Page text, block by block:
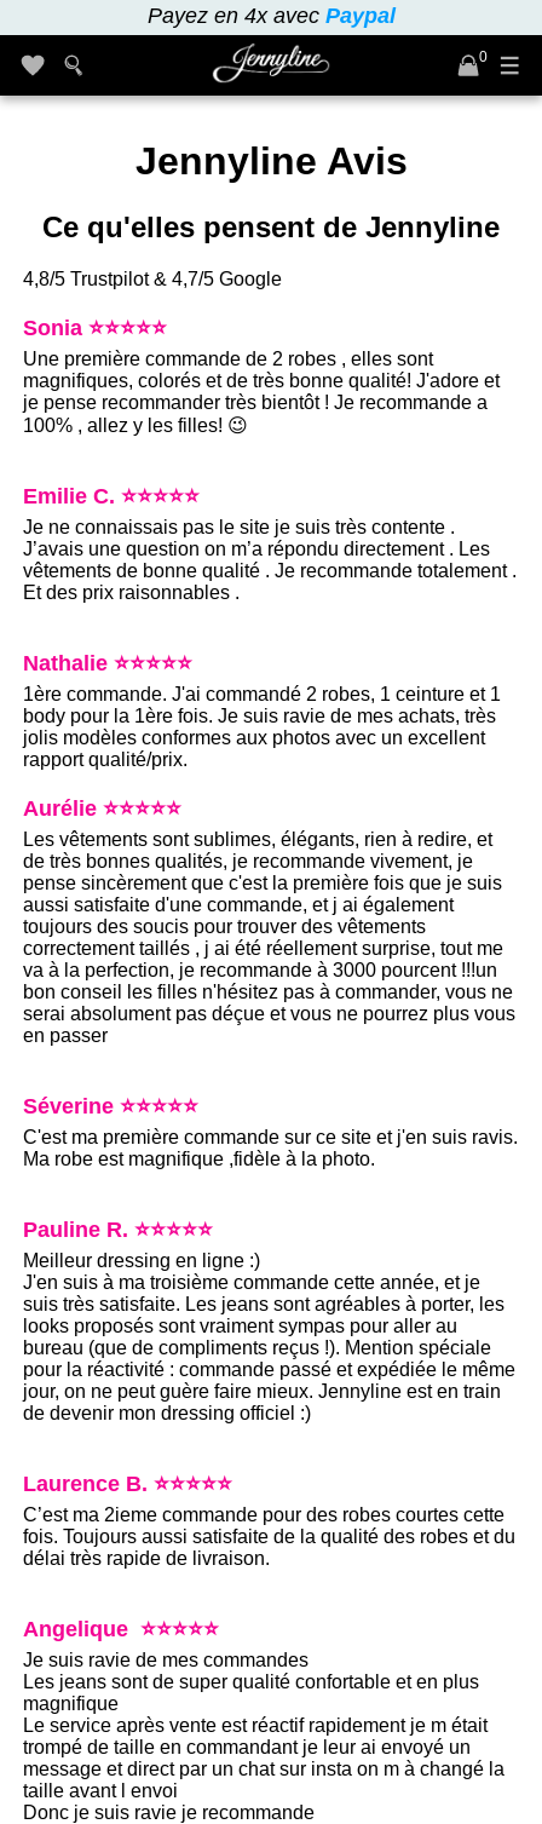
Payez en 4x avec Paypal
0
Jennyline Avis
Ce qu'elles pensent de Jennyline
4,8/5 Trustpilot & 4,7/5 Google
Sonia ⭐⭐⭐⭐⭐
Une première commande de 2 robes , elles sont
magnifiques, colorés et de très bonne qualité! J'adore et
je pense recommander très bientôt ! Je recommande a
100% , allez y les filles! 😉
Emilie C. ⭐⭐⭐⭐⭐
Je ne connaissais pas le site je suis très contente .
J’avais une question on m’a répondu directement . Les
vêtements de bonne qualité . Je recommande totalement .
Et des prix raisonnables .
Nathalie ⭐⭐⭐⭐⭐
1ère commande. J'ai commandé 2 robes, 1 ceinture et 1
body pour la 1ère fois. Je suis ravie de mes achats, très
jolis modèles conformes aux photos avec un excellent
rapport qualité/prix.
Aurélie ⭐⭐⭐⭐⭐
Les vêtements sont sublimes, élégants, rien à redire, et
de très bonnes qualités, je recommande vivement, je
pense sincèrement que c'est la première fois que je suis
aussi satisfaite d'une commande, et j ai également
toujours des soucis pour trouver des vêtements
correctement taillés , j ai été réellement surprise, tout me
va à la perfection, je recommande à 3000 pourcent !!!un
bon conseil les filles n'hésitez pas à commander, vous ne
serai absolument pas déçue et vous ne pourrez plus vous
en passer
Séverine ⭐⭐⭐⭐⭐
C'est ma première commande sur ce site et j'en suis ravis.
Ma robe est magnifique ,fidèle à la photo.
Pauline R. ⭐⭐⭐⭐⭐
Meilleur dressing en ligne :)
J'en suis à ma troisième commande cette année, et je
suis très satisfaite. Les jeans sont agréables à porter, les
looks proposés sont vraiment sympas pour aller au
bureau (que de compliments reçus !). Mention spéciale
pour la réactivité : commande passé et expédiée le même
jour, on ne peut guère faire mieux. Jennyline est en train
de devenir mon dressing officiel :)
Laurence B. ⭐⭐⭐⭐⭐
C’est ma 2ieme commande pour des robes courtes cette
fois. Toujours aussi satisfaite de la qualité des robes et du
délai très rapide de livraison.
Angelique ⭐⭐⭐⭐⭐
Je suis ravie de mes commandes
Les jeans sont de super qualité confortable et en plus
magnifique
Le service après vente est réactif rapidement je m était
trompé de taille en commandant je leur ai envoyé un
message et direct par un chat sur insta on m à changé la
taille avant l envoi
Donc je suis ravie je recommande